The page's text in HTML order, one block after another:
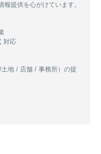
提供を心がけています。
対応
地 / 店舗 / 事務所）の提